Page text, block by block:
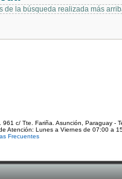
de la búsqueda realizada más
961 c/ Tte. Fariña. Asunción, Paraguay -
Atención: Lunes a Viernes de 07:00 a
Frecuentes